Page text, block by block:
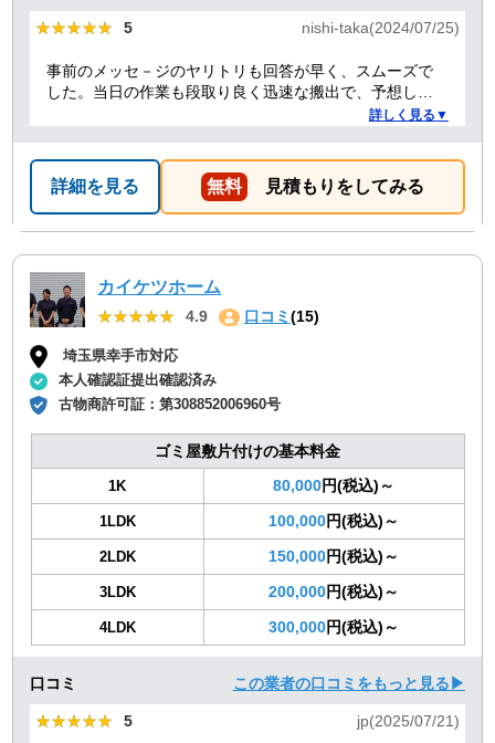
★★★★★
★★★★★ 5 nishi-taka(2024/07/25)
事前のメッセ－ジのヤリトリも回答が早く、スムーズで
した。当日の作業も段取り良く迅速な搬出で、予想して
いた時間よりも短時間で完了。 事前打ち合わせ・当日作
詳しく見る▼
詳細を見る 無料 見積もりをしてみる
カイケツホーム
★★★★★
★★★★★ 4.9 口コミ (15)
埼玉県幸手市対応
本人確認証提出確認済み
古物商許可証：第308852006960号
ゴミ屋敷片付けの基本料金
1K 80,000円(税込)～
1LDK 100,000円(税込)～
2LDK 150,000円(税込)～
3LDK 200,000円(税込)～
4LDK 300,000円(税込)～
口コミ この業者の口コミをもっと見る▶
★★★★★
★★★★★ 5 jp(2025/07/21)